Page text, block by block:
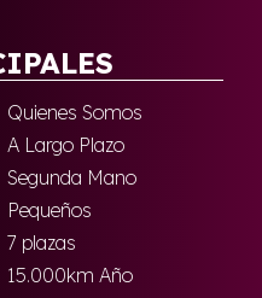
Quienes Somos
A Largo Plazo
Segunda Mano
Pequeños
7 plazas
15.000km Año